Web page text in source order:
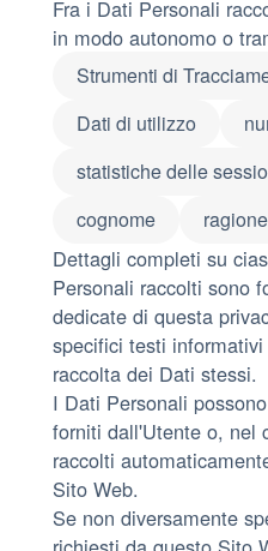
Fra i Dati Personali
in modo autonomo o
Strumenti di
Dati di utilizzo
statistiche delle
cognome
Dettagli completi su
Personali raccolti sono
dedicate di questa
specifici testi
raccolta dei Dati stessi.
I Dati Personali
forniti dall'Utente o, nel
raccolti
Sito Web.
Se non diversamente